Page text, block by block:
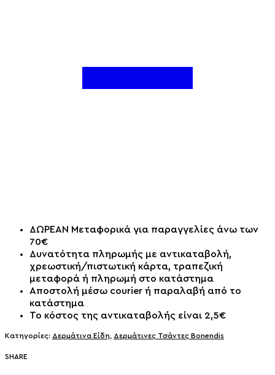
ΔΩΡΕΑΝ Μεταφορικά για παραγγελίες άνω των
70€
Δυνατότητα πληρωμής με αντικαταβολή,
χρεωστική/πιστωτική κάρτα, τραπεζική
μεταφορά ή πληρωμή στο κατάστημα
Αποστολή μέσω courier ή παραλαβή από το
κατάστημα
Το κόστος της αντικαταβολής είναι 2,5€
Κατηγορίες: Δερμάτινα Είδη Δερμάτινες Τσάντες Bonendis
SHARE